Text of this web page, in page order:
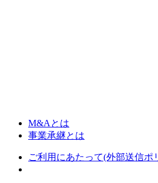
M&Aとは
事業承継とは
ご利用にあたって(外部送信ポ